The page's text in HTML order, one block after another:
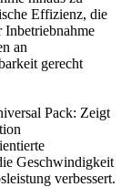
Effizienz, die
Inbetriebnahme
an
gerecht
Pack: Zeigt
Geschwindigkeit
verbessert.